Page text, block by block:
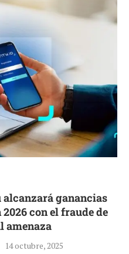
alcanzará ganancias
con el fraude de
amenaza
14 octubre, 2025